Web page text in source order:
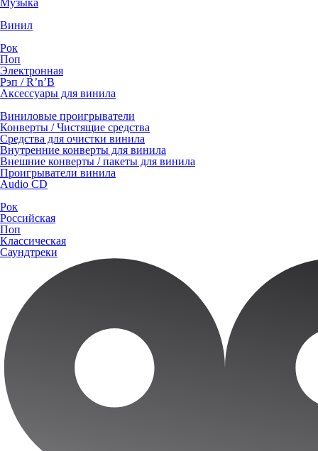
Винил
Рок
Поп
Электронная
Рэп / R’n’B
Аксессуары для винила
Виниловые проигрыватели
Конверты / Чистящие средства
Средства для очистки винила
Внутренние конверты для винила
Внешние конверты / пакеты для винила
Проигрыватели винила
Audio CD
Рок
Российская
Поп
Классическая
Саундтреки